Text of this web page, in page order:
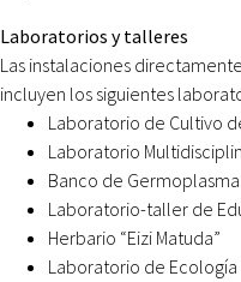
Laboratorios y talleres
Las instalaciones
incluyen los siguientes
Laboratorio de Cultivo
Laboratorio
Banco de Germoplasma
Laboratorio-taller de
Herbario “Eizi Matuda”
Laboratorio de Ecología